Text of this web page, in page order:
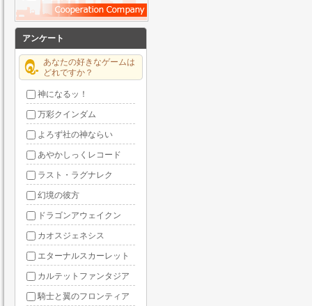
アンケート
あなたの好きなゲームは
どれですか？
神になるッ！
万彩クインダム
よろず社の神ならい
あやかしっくレコード
ラスト・ラグナレク
幻境の彼方
ドラゴンアウェイクン
カオスジェネシス
エターナルスカーレット
カルテットファンタジア
騎士と翼のフロンティア